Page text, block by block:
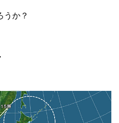
か？